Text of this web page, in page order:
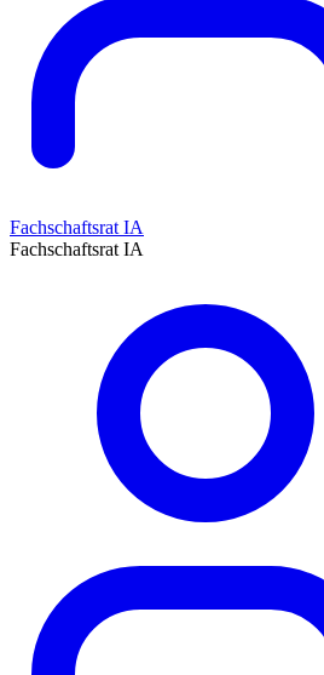
Fachschaftsrat IA
Fachschaftsrat IA